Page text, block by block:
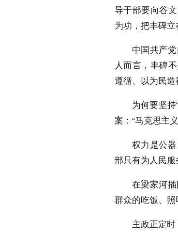
导干部要向谷
为功，把丰碑立
中国共产
人而言，丰碑
遵循、以为民造
为何要坚
案：“马克思主
权力是公
部只有为人民服
在梁家河
群众的吃饭、照
主政正定